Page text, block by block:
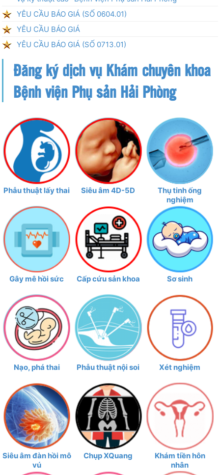
YÊU CẦU BÁO GIÁ (SỐ 0604.01)
YÊU CẦU BÁO GIÁ
YÊU CẦU BÁO GIÁ (SỐ 0713.01)
Đăng ký dịch vụ Khám chuyên khoa
Bệnh viện Phụ sản Hải Phòng
Phẫu thuật lấy thai Siêu âm 4D-5D
Thụ tinh ống
nghiệm
Gây mê hồi sức Cấp cứu sản khoa Sơ sinh
Nạo, phá thai Phẫu thuật nội soi Xét nghiệm
Siêu âm đàn hồi mô
vú
Chụp XQuang
Khám tiền hôn
nhân